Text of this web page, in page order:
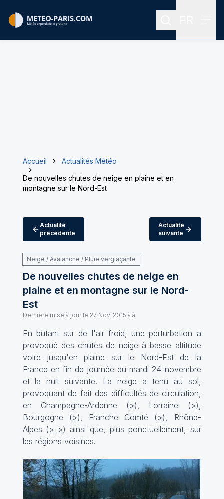
Rechercher
Accueil
Actualités Météo
De nouvelles chutes de neige en plaine et en
montagne sur le Nord-Est
Actualité
précédente
Actualité
suivante
Neige / Avalanche / Pluie verglaçante
De nouvelles chutes de neige en
plaine et en montagne sur le Nord-
Est
Dernière mise à jour le 27 Nov. 2015 à à
En butant sur de l'air froid, une perturbation a
provoqué des chutes de neige à basse altitude
voire jusqu'en plaine sur le Nord-Est de la
France en fin de journée du mardi 24 novembre
et la nuit suivante. La neige a tenu au sol,
provoquant de fait des difficultés de circulation,
en Champagne-Ardenne (>), Lorraine (>),
Bourgogne (>), Franche Comté (>), Rhône-
Alpes (> >) ainsi que, plus ponctuellement, sur
les régions voisines.